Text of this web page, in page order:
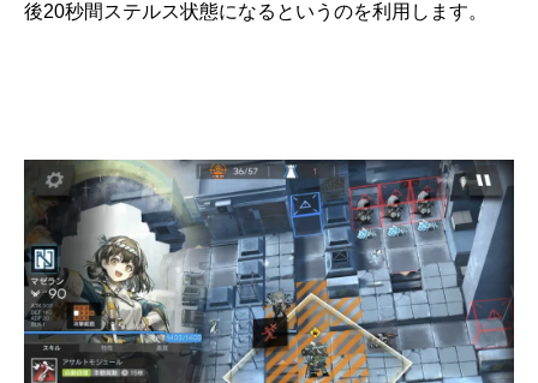
後20秒間ステルス状態になるというのを利用します。